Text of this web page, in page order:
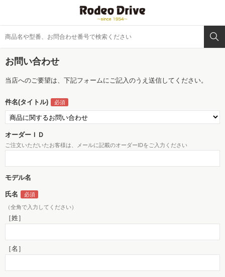
お問い合わせ
当店へのご要望は、下記フォームにご記入のうえ送信してください。
件名(タイトル)
オーダーＩＤ
ご注文いただいたお客様は、メールに記載のオーダーIDをご入力ください
モデル名
氏名
（全角で入力してください）
［姓］
［名］